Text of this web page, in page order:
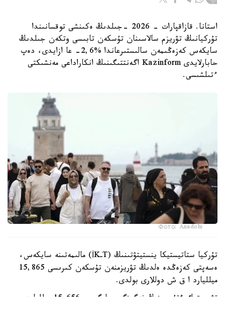
استانا. قازاقپارات - 2026 -جىلدىڭ ەكىنشى توقسانىندا
تۇركيانىڭ تۋريزم سالاسىنان تۇسكەن تابىسى وتكەن جىلدىڭ
سايكەس كەزەڭىمەن سالىستىرعاندا %2,6- عا ازايدى، دەپ
حابارلايدى Kazinform اگەنتتىگىنىڭ انكاراداعى مەنشىكتى
ءتىلشىسى.
Фото: Anadolu
تۇركيا ستاتيستيكا ينستيتۋتىنىڭ (TـİK) مالىمەتىنە سايكەس،
ەسەپتى كەزەڭدە ەلدىڭ تۋريزمنەن تۇسكەن كىرىسى 15,865
ميلليارد ا ق ش دوللارى بولدى.
تۋريستىك ءتۇسىمنىڭ نەگىزگى بولىگى - 15,656 ميلليارد